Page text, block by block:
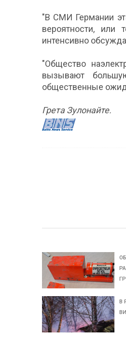
"В СМИ Германии
вероятности,
интенсивно
"Общество
вызывают
общественные
Грета Зулонайте.
В